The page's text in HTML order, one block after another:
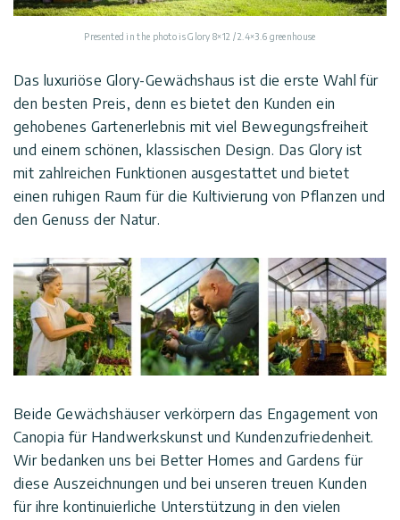
Presented in the photo is Glory 8×12 / 2.4×3.6 greenhouse
Das luxuriöse Glory-Gewächshaus ist die erste Wahl für
den besten Preis, denn es bietet den Kunden ein
gehobenes Gartenerlebnis mit viel Bewegungsfreiheit
und einem schönen, klassischen Design. Das Glory ist
mit zahlreichen Funktionen ausgestattet und bietet
einen ruhigen Raum für die Kultivierung von Pflanzen und
den Genuss der Natur.
Beide Gewächshäuser verkörpern das Engagement von
Canopia für Handwerkskunst und Kundenzufriedenheit.
Wir bedanken uns bei Better Homes and Gardens für
diese Auszeichnungen und bei unseren treuen Kunden
für ihre kontinuierliche Unterstützung in den vielen